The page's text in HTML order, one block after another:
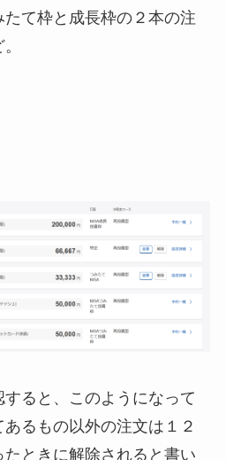
て枠と成長枠の２本の注
ると、このようになって
るもの以外の注文は１２
たときに解除されると書い